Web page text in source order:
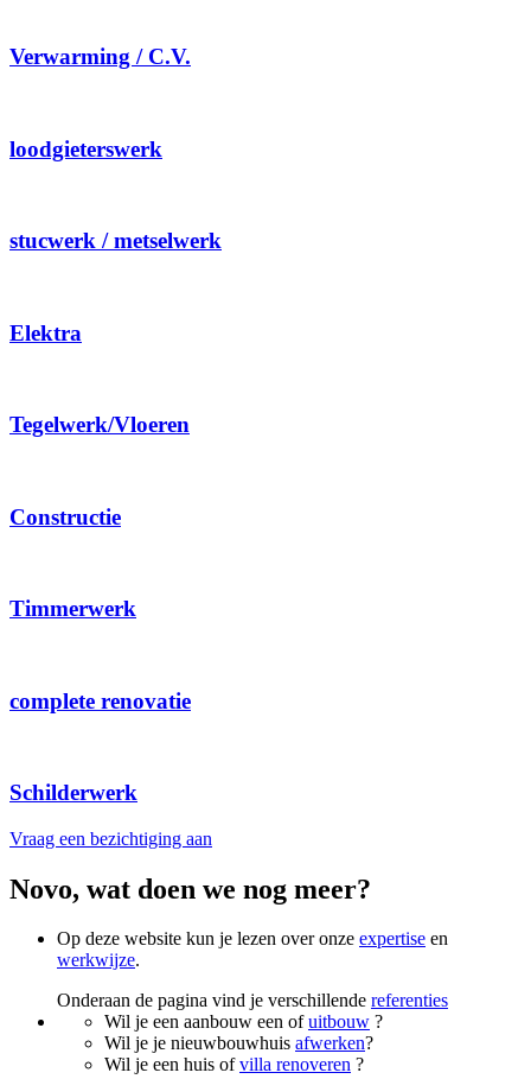
Verwarming / C.V.
loodgieterswerk
stucwerk / metselwerk
Elektra
Tegelwerk/Vloeren
Constructie
Timmerwerk
complete renovatie
Schilderwerk
Vraag een bezichtiging aan
Novo, wat doen we nog meer?
Op deze website kun je lezen over onze expertise en
werkwijze.
Onderaan de pagina vind je verschillende referenties
Wil je een aanbouw een ofuitbouw ?
Wil je je nieuwbouwhuis afwerken?
Wil je een huis ofvilla renoveren ?